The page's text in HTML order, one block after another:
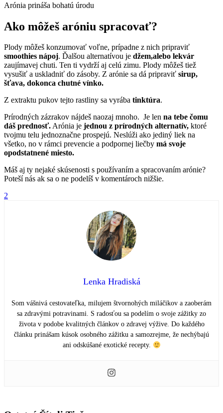
Arónia prináša bohatú úrodu
Ako môžeš aróniu spracovať?
Plody môžeš konzumovať voľne, prípadne z nich pripraviť
smoothies nápoj. Ďalšou alternatívou je džem,alebo lekvár
zaujímavej chuti. Ten ti vydrží aj celú zimu. Plody môžeš tiež
vysušiť a uskladniť do zásoby. Z arónie sa dá pripraviť sirup,
šťava, dokonca chutné vínko.
Z extraktu pukov tejto rastliny sa vyrába tinktúra.
Prírodných zázrakov nájdeš naozaj mnoho. Je len na tebe čomu
dáš prednosť.Arónia je jednou z prírodných alternatív, ktoré
tvojmu telu jednoznačne prospejú. Neslúži ako jediný liek na
všetko, no v rámci prevencie a podpornej liečby má svoje
opodstatnené miesto.
Máš aj ty nejaké skúsenosti s používaním a spracovaním arónie?
Poteší nás ak sa o ne podelíš v komentároch nižšie.
2
Lenka Hradiská
Som vášnivá cestovateľka, milujem štvornohých miláčikov a zaoberám
sa zdravými potravinami. S radosťou sa podelím o svoje zážitky zo
života v podobe kvalitných článkov o zdravej výžive. Do každého
článku prinášam kúsok osobného zážitku a samozrejme, že nechýbajú
ani odskúšané exotické recepty.